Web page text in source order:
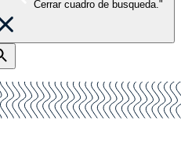
Cerrar cuadro de busqueda."